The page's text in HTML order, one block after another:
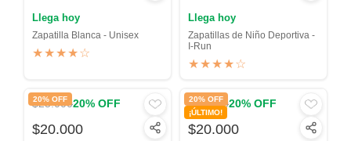
Llega hoy
Zapatilla Blanca - Unisex
★★★★☆
Llega hoy
Zapatillas de Niño Deportiva -
I-Run
★★★★☆
20% OFF
$25.00020% OFF
$20.000
20% OFF
¡ÚLTIMO!
$25.00020% OFF
$20.000